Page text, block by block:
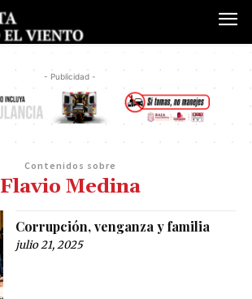
- Publicidad -
Contenidos sobre
Flavio Medina
Corrupción, venganza y familia
julio 21, 2025